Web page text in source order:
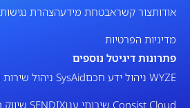
אודותצור קשראבטחת מידעהצהרת נגישות
מדיניות הפרטיות
פתרונות דיגיטל נוספים
WYZE ניהול ידע חכם
SysAid ניהול שירות ו-IT
Consist Cloud שירותי ענן
SENDIX שיווק בוואטסאפ